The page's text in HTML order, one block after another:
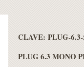
CLAVE: PLUG-
PLUG 6.3 MONO